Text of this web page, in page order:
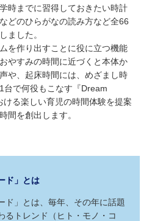
時までに習得しておきたい時計
どのひらがなの読み方など全66
ました。
を作り出すことに役に立つ機能
やすみの時間に近づくと本体か
や、起床時間には、めざまし時
台で何役もこなす『Dream
る楽しい育児の時間体験を提案
間を創出します。
ド」とは
ド」とは、毎年、その年に話題
るトレンド（ヒト・モノ・コ